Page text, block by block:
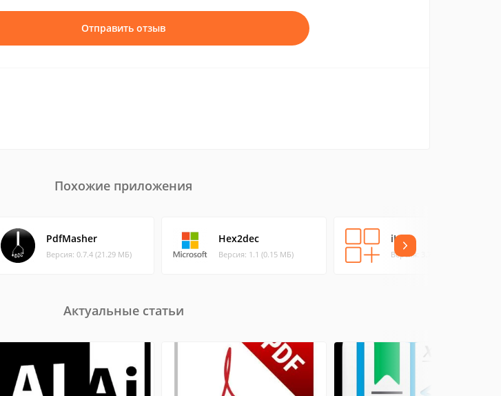
Отправить отзыв
Похожие приложения
PdfMasher
Версия: 0.7.4 (21.29 МБ)
Hex2dec
Версия: 1.1 (0.15 МБ)
iUnit
Версия: 3.7.0 (1.36 МБ)
Актуальные статьи